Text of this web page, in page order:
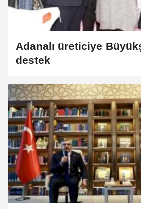
Adanalı üreticiye
destek